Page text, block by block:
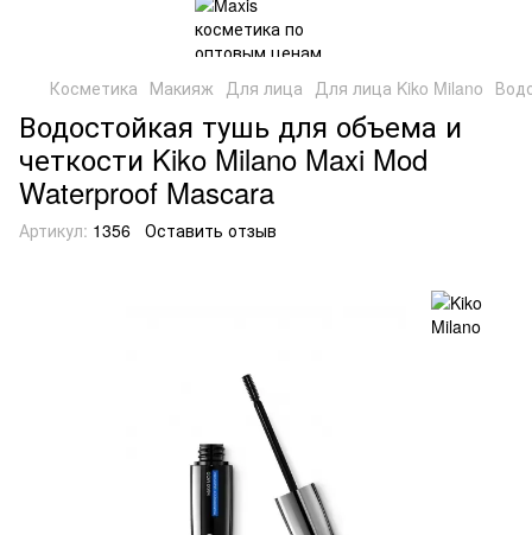
Косметика Макияж Для лица Для лица Kiko Milano
Водостойкая тушь для объема и
четкости Kiko Milano Maxi Mod
Waterproof Mascara
Артикул: 1356 Оставить отзыв